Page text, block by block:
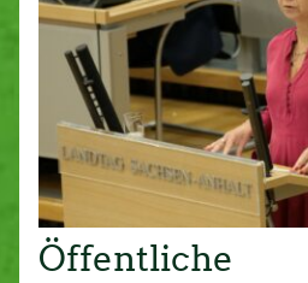
Öffentliche